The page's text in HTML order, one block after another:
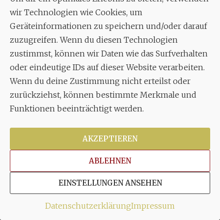
wir Technologien wie Cookies, um
Geräteinformationen zu speichern und/oder darauf
zuzugreifen. Wenn du diesen Technologien
zustimmst, können wir Daten wie das Surfverhalten
oder eindeutige IDs auf dieser Website verarbeiten.
Wenn du deine Zustimmung nicht erteilst oder
zurückziehst, können bestimmte Merkmale und
Funktionen beeinträchtigt werden.
AKZEPTIEREN
ABLEHNEN
EINSTELLUNGEN ANSEHEN
DatenschutzerklärungImpressum
70619 Stuttgart
MUSIK
Musikalischer Leiter:
Enrico Trummer
Tel.+49 (0)177 / 34 23 57 1
Facebook
TwitterYouTube
Copyright © 2026Stuttgarter Oratorienchor e.V.Alle
Rechte vorbehalten.
Impressum|Disclaimer|Datenschutzerklärung